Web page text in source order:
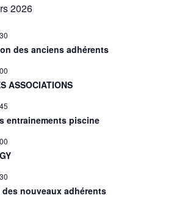
2026
des anciens adhérents
ASSOCIATIONS
entrainements piscine
nouveaux adhérents